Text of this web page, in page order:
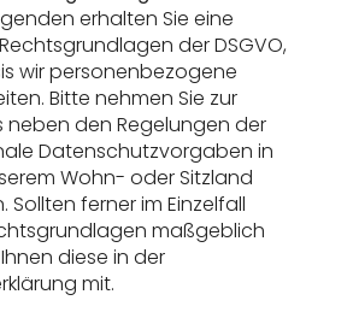
erhalten Sie eine
der DSGVO,
wir personenbezogene
Bitte nehmen Sie zur
neben den Regelungen der
Datenschutzvorgaben in
Wohn- oder Sitzland
Sollten ferner im Einzelfall
maßgeblich
diese in der
mit.